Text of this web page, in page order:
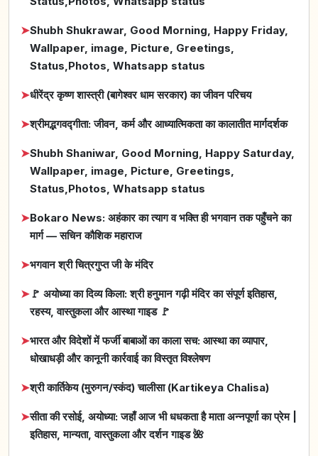
➤Shubh Shukrawar, Good Morning, Happy Friday,
Wallpaper, image, Picture, Greetings,
Status,Photos, Whatsapp status
➤धीरेंद्र कृष्ण शास्त्री (बागेश्वर धाम सरकार) का जीवन परिचय
➤श्रीमद्भगवद्गीता: जीवन, कर्म और आध्यात्मिकता का कालातीत मार्गदर्शक
➤Shubh Shaniwar, Good Morning, Happy Saturday,
Wallpaper, image, Picture, Greetings,
Status,Photos, Whatsapp status
➤Bokaro News: अहंकार का त्याग व भक्ति ही भगवान तक पहुँचने का
मार्ग — सचिन कौशिक महाराज
➤भगवान श्री चित्रगुप्त जी के मंदिर
➤🚩 अयोध्या का दिव्य किला: श्री हनुमान गढ़ी मंदिर का संपूर्ण इतिहास,
रहस्य, वास्तुकला और आस्था गाइड 🚩
➤भारत और विदेशों में फर्जी बाबाओं का काला सच: आस्था का व्यापार,
धोखाधड़ी और कानूनी कार्रवाई का विस्तृत विश्लेषण
➤श्री कार्तिकेय (मुरुगन/स्कंद) चालीसा (Kartikeya Chalisa)
➤सीता की रसोई, अयोध्या: जहाँ आज भी धधकता है माता अन्नपूर्णा का प्रेम |
इतिहास, मान्यता, वास्तुकला और दर्शन गाइड 🌺